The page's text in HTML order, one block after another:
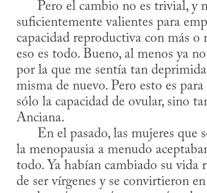
suficientemente valientes para
capacidad reproductiva con más o
eso es todo. Bueno, al menos ya
por la que me sentía tan
misma de nuevo. Pero esto es
sólo la capacidad de ovular, sino
Anciana.
la menopausia a menudo
todo. Ya habían cambiado su vida
de ser vírgenes y se convirtieron